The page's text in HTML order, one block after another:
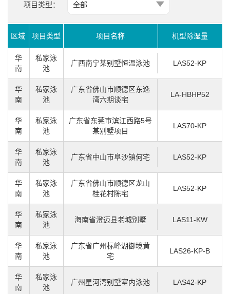
项目类型： 全部
区域 项目类型 项目名称 机型除湿量
华
南
私家泳
池
广西南宁某别墅恒温泳池 LAS52-KP
华
南
私家泳
池
广东省佛山市顺德区东逸
湾六期谈宅
LA-HBHP52
华
南
私家泳
池
广东省东莞市滨江西路5号
某别墅项目
LAS70-KP
华
南
私家泳
池
广东省中山市阜沙镇何宅 LAS52-KP
华
南
私家泳
池
广东省佛山市顺德区龙山
桂花村陈宅
LAS52-KP
华
南
私家泳
池
海南省澄迈县老城别墅 LAS11-KW
华
南
私家泳
池
广东省广州标峰湖御境黄
宅
LAS26-KP-B
华
南
私家泳
池
广州星河湾别墅室内泳池 LAS42-KP